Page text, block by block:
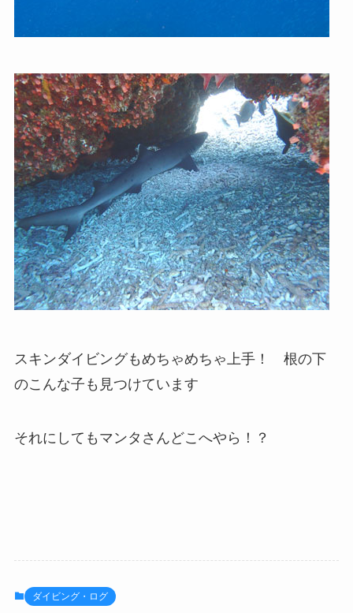
スキンダイビングもめちゃめちゃ上手！ 根の下
のこんな子も見つけています
それにしてもマンタさんどこへやら！？
ダイビング・ログ